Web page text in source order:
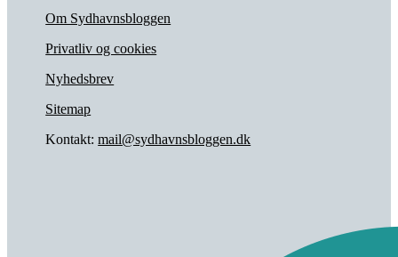
Om Sydhavnsbloggen
Privatliv og cookies
Nyhedsbrev
Sitemap
Kontakt:mail@sydhavnsbloggen.dk